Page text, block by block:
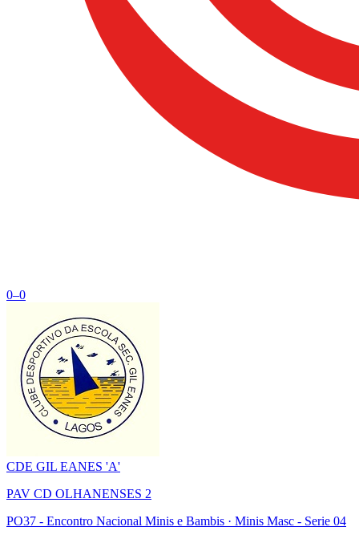
0–0
CDE GIL EANES 'A'
PAV CD OLHANENSES 2
PO37 - Encontro Nacional Minis e Bambis · Minis Masc - Serie 04